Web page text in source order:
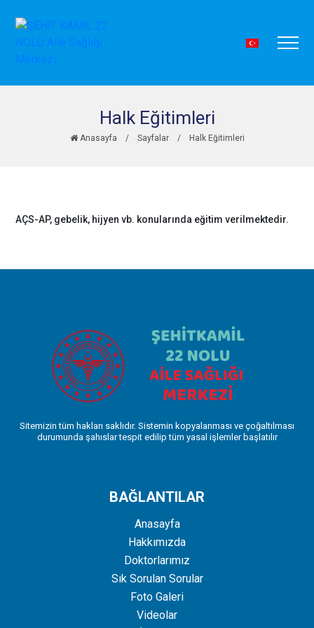
Halk Eğitimleri
Anasayfa / Sayfalar / Halk Eğitimleri
AÇS-AP, gebelik, hijyen vb. konularında eğitim verilmektedir.
Sitemizin tüm hakları saklıdır. Sistemin kopyalanması ve çoğaltılması
durumunda şahıslar tespit edilip tüm yasal işlemler başlatılır
BAĞLANTILAR
Anasayfa
Hakkımızda
Doktorlarımız
Sık Sorulan Sorular
Foto Galeri
Videolar